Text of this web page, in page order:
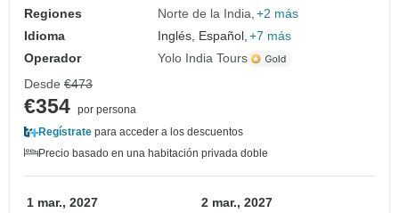
Regiones
Norte de la India +2 más
Idioma
Inglés, Español, +7 más
Operador
Yolo India Tours
Desde €473
€354 por persona
Regístrate para acceder a los descuentos
Precio basado en una habitación privada doble
1 mar., 2027 2 mar., 2027